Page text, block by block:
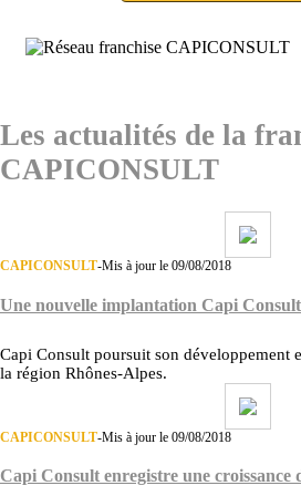
Les actualités de la
CAPICONSULT
CAPICONSULT-Mis à jour le 09/08/2018
Une nouvelle implantation Capi
Capi Consult poursuit son développement
la région Rhônes-Alpes.
CAPICONSULT-Mis à jour le 09/08/2018
Capi Consult enregistre une croissance